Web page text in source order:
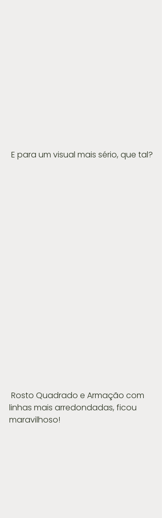
E para um visual mais sério, que tal?
linhas mais arredondadas, ficou
maravilhoso!